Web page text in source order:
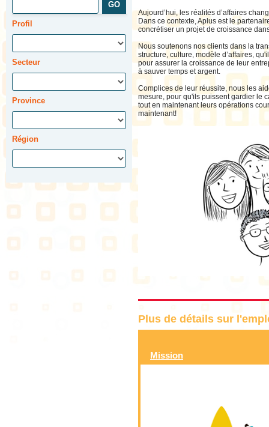
Profil
Secteur
Province
Région
Aujourd’hui, les réalités d’affaires
Dans ce contexte, Aplus est le
concrétiser un projet de croissance
Nous soutenons nos clients dans la
structure, culture, modèle d’affaires,
pour assurer la croissance de leur
à sauver temps et argent.
Complices de leur réussite, nous les
mesure, pour qu'ils puissent gardier le
tout en maintenant leurs opérations
maintenant!
Plus de détails sur
Mission